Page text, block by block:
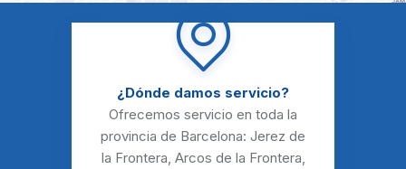
¿Dónde damos servicio?
Ofrecemos servicio en toda la
provincia de Barcelona: Jerez de
la Frontera Arcos de la Frontera